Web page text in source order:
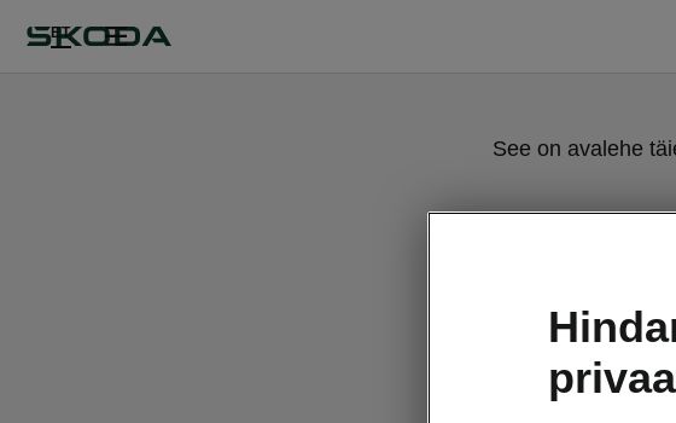
ET
See on avalehe